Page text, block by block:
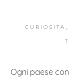
CURIOSITÀ
Ogni paese